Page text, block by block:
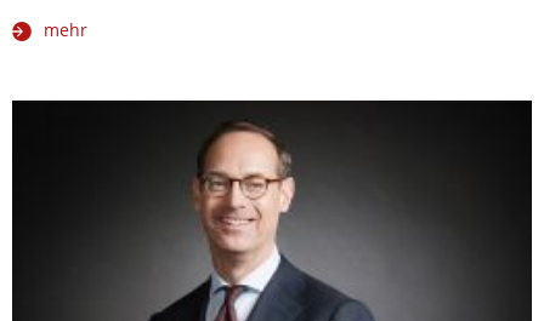
mehr